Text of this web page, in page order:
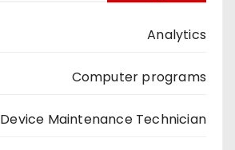
Analytics
Computer programs
Device Maintenance Technician